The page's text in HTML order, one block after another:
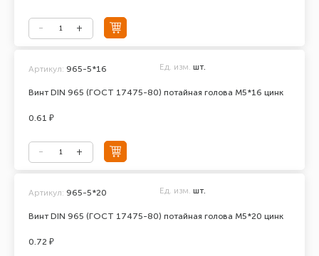
Винт DIN 965 (ГОСТ 17475-80) потайная голова М5*16 цинк
Артикул: 965-5*16 Ед. изм. шт.
0.61 ₽
Винт DIN 965 (ГОСТ 17475-80) потайная голова М5*20 цинк
Артикул: 965-5*20 Ед. изм. шт.
0.72 ₽